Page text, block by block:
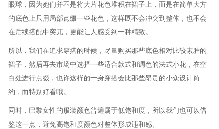
眼球，因为她们并不是将大片花色堆积在裙子上，而是在简单大方
的底色上只用局部点缀一些花色，这样既不会冲突到整体，也不会
在后续搭配中突兀，更能让人感受到一种精致。
所以，我们在追求穿搭的时候，尽量购买那些底色相对比较素雅的
裙子，然后再去市场中选择一些适合款式和调色的法式小花，在空
白处进行点缀，也许这样的一身穿搭会比那些昂贵的小众设计简
约，而特别好看哦。
同时，巴黎女性的服装颜色普遍属于低饱和度，所以我们也可以借
鉴这一点，避免高饱和度颜色对整体形成违和感。